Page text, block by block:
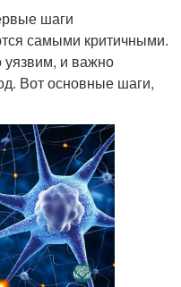
шаги
самыми критичными.
уязвим, и важно
Вот основные шаги,